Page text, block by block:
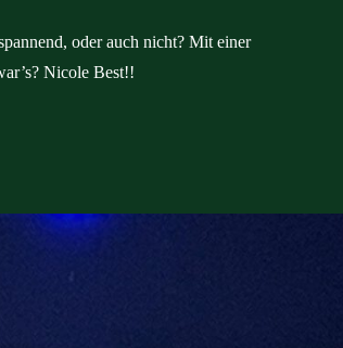
oder auch nicht? Mit einer
Nicole Best!!